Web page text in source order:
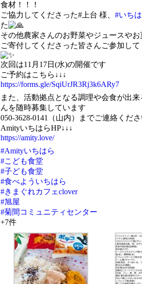
食材！！！
ご協力してくださった#上台 様、 #いち
た
その他農家さんのお野菜やジュースや
ご寄付してくださった皆さんご参加し
次回は11月17日(水)の開催です
ご予約はこちら↓↓↓
https://forms.gle/SqiUrJR3Rj3k6ARy7
また、活動拠点となる調理や会食が出
んを随時募集しています
050-3628-0141（山内）までご連絡くだ
AmityいちはらHP↓↓↓
https://amity.love/
#Amityいちはら
#こども食堂
#子ども食堂
#食べよういちはら
#きまぐれカフェclover
#旭屋
#菊間コミュニティセンター
+7件